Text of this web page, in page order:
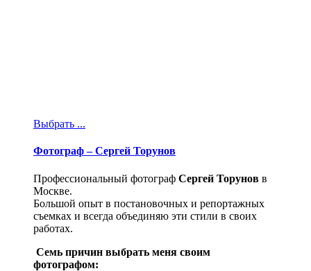
Выбрать ...
Фотограф – Сергей Торунов
Профессиональный фотограф Сергей Торунов в
Москве.
Большой опыт в постановочных и репортажных
съемках и всегда объединяю эти стили в своих
работах.
Семь причин выбрать меня своим
фотографом: ​